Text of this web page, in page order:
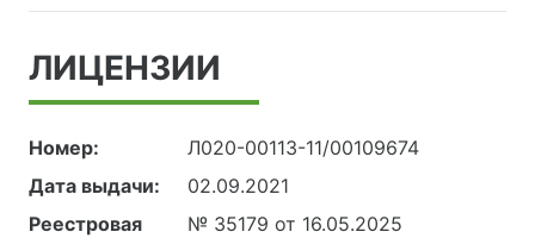
ЛИЦЕНЗИИ
Номер:
Л020-00113-11/00109674
Дата выдачи:
02.09.2021
Реестровая
№ 35179 от 16.05.2025